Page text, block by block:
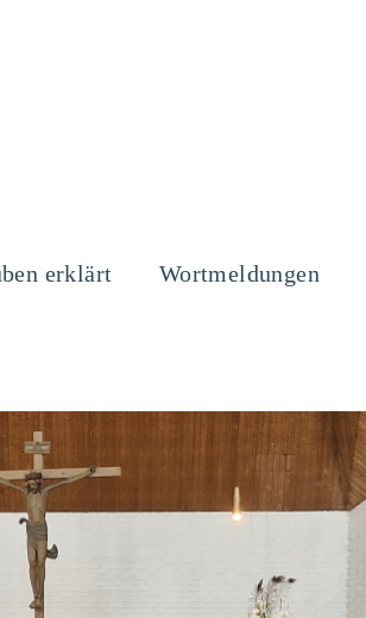
erklärt Wortmeldungen